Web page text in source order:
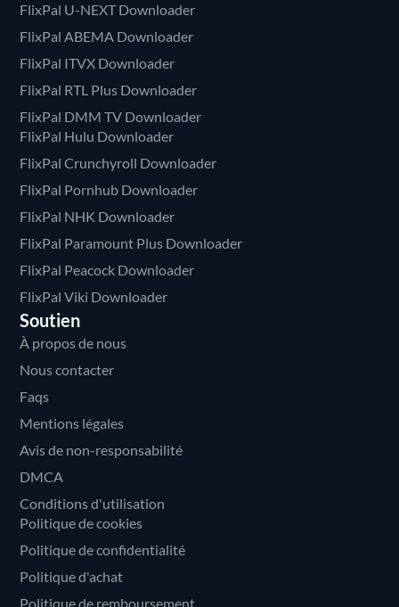
FlixPal U-NEXT Downloader
FlixPal ABEMA Downloader
FlixPal ITVX Downloader
FlixPal RTL Plus Downloader
FlixPal DMM TV Downloader
FlixPal Hulu Downloader
FlixPal Crunchyroll Downloader
FlixPal Pornhub Downloader
FlixPal NHK Downloader
FlixPal Paramount Plus Downloader
FlixPal Peacock Downloader
FlixPal Viki Downloader
Soutien
À propos de nous
Nous contacter
Faqs
Mentions légales
Avis de non-responsabilité
DMCA
Conditions d'utilisation
Politique de cookies
Politique de confidentialité
Politique d'achat
Politique de remboursement